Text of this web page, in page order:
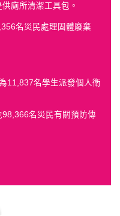
廁所清潔工具包。
名災民處理固體廢棄
11,837名學生派發個人衛
名災民有關預防傳